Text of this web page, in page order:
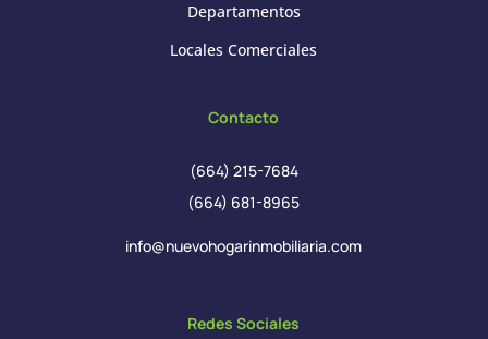
Departamentos
Locales Comerciales
Contacto
(664) 215-7684
(664) 681-8965
info@nuevohogarinmobiliaria.com
Redes Sociales